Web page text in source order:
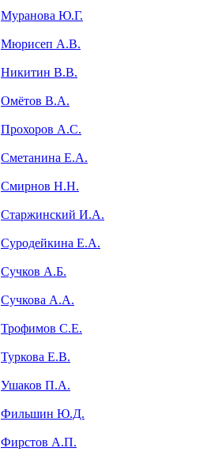
Муранова Ю.Г.
Мюрисеп А.В.
Никитин В.В.
Омётов В.А.
Прохоров А.С.
Сметанина Е.А.
Смирнов Н.Н.
Старжинский И.А.
Суродейкина Е.А.
Сучков А.Б.
Сучкова А.А.
Трофимов С.Е.
Туркова Е.В.
Ушаков П.А.
Фильшин Ю.Д.
Фирстов А.П.